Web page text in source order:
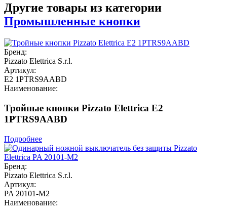
Другие товары из категории
Промышленные кнопки
Бренд:
Pizzato Elettrica S.r.l.
Артикул:
E2 1PTRS9AABD
Наименование:
Тройные кнопки Pizzato Elettrica E2
1PTRS9AABD
Подробнее
Бренд:
Pizzato Elettrica S.r.l.
Артикул:
PA 20101-M2
Наименование: